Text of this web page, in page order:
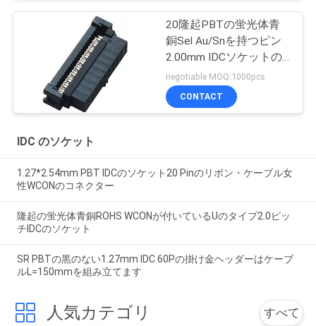
20隆起PBTの蛍光体青
銅Sel Au/Snを持つピン
2.00mm IDCソケットの
コネクターの女性
negotiable MOQ:1000pcs
CONTACT
IDC のソケット
1.27*2.54mm PBT IDCのソケット20 Pinのリボン・ケーブル女
性WCONのコネクター
隆起の蛍光体青銅ROHS WCONが付いているUのタイプ2.0ピッ
チIDCのソケット
SR PBTの黒のない1.27mm IDC 60Pの掛け金ヘッダーはケーブ
ルL=150mmを組み立てます
人気カテゴリ すべて